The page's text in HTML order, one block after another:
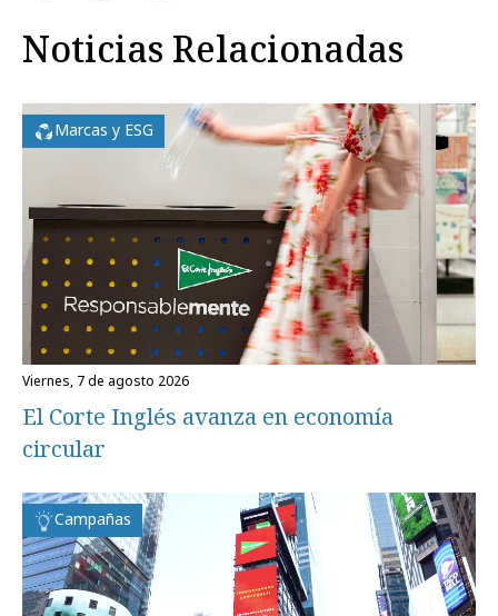
Noticias Relacionadas
Marcas y ESG
viernes, 7 de agosto 2026
El Corte Inglés avanza en economía
circular
Campañas